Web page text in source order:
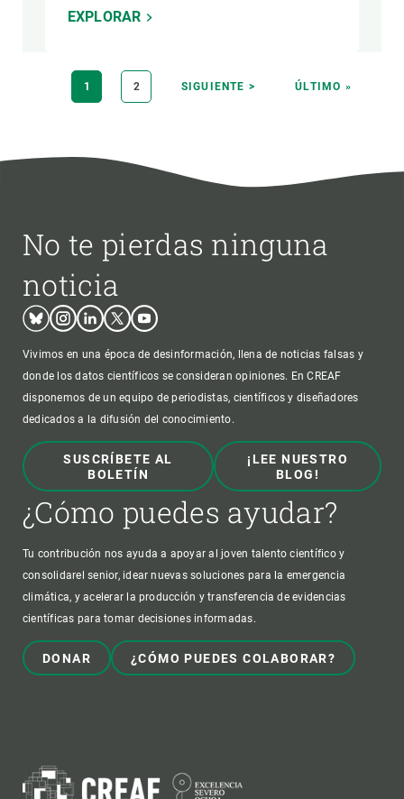
EXPLORAR
PaginaciónPÁGINA
ACTUAL
1 PÁGINA
2
SIGUIENTE
SIGUIENTE >
ÚLTIMA
ÚLTIMO »
No te pierdas ninguna
noticia
BlueskyInstagram
LinkedinTwitterYoutube
Vivimos en una época de desinformación, llena de noticias falsas y
donde los datos científicos se consideran opiniones. En CREAF
disponemos de un equipo de periodistas, científicos y diseñadores
dedicados a la difusión del conocimiento.
SUSCRÍBETE AL
BOLETÍN
¡LEE NUESTRO
BLOG!
¿Cómo puedes ayudar?
Tu contribución nos ayuda a apoyar al joven talento científico y
consolidarel senior, idear nuevas soluciones para la emergencia
climática, y acelerar la producción y transferencia de evidencias
científicas para tomar decisiones informadas.
DONAR ¿CÓMO PUEDES COLABORAR?